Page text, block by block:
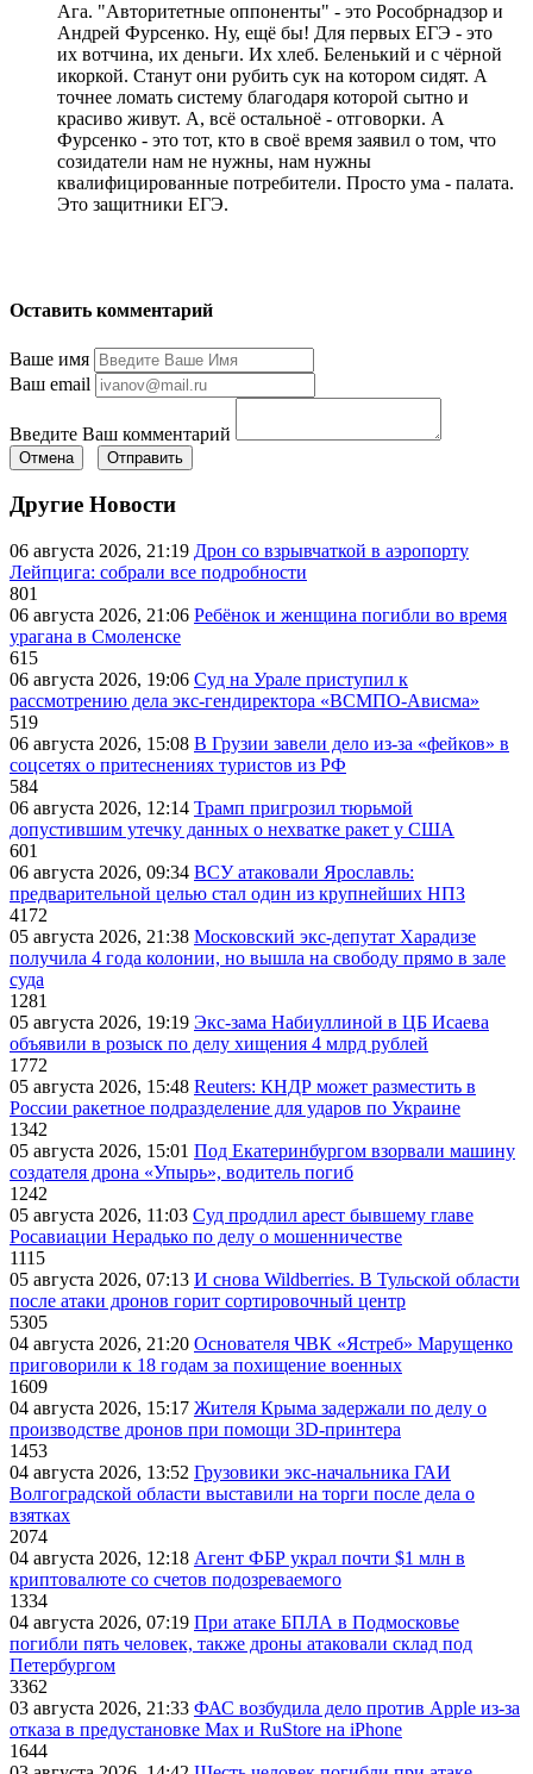
Ага. "Авторитетные оппоненты" - это Рособрнадзор и
Андрей Фурсенко. Ну, ещё бы! Для первых ЕГЭ - это
их вотчина, их деньги. Их хлеб. Беленький и с чёрной
икоркой. Станут они рубить сук на котором сидят. А
точнее ломать систему благодаря которой сытно и
красиво живут. А, всё остальноё - отговорки. А
Фурсенко - это тот, кто в своё время заявил о том, что
созидатели нам не нужны, нам нужны
квалифицированные потребители. Просто ума - палата.
Это защитники ЕГЭ.
Оставить комментарий
Ваше имя
Ваш email
Введите Ваш комментарий
Отмена Отправить
Другие Новости
06 августа 2026, 21:19 Дрон со взрывчаткой в аэропорту
Лейпцига: собрали все подробности
801
06 августа 2026, 21:06 Ребёнок и женщина погибли во время
урагана в Смоленске
615
06 августа 2026, 19:06 Суд на Урале приступил к
рассмотрению дела экс-гендиректора «ВСМПО-Ависма»
519
06 августа 2026, 15:08 В Грузии завели дело из-за «фейков» в
соцсетях о притеснениях туристов из РФ
584
06 августа 2026, 12:14 Трамп пригрозил тюрьмой
допустившим утечку данных о нехватке ракет у США
601
06 августа 2026, 09:34 ВСУ атаковали Ярославль:
предварительной целью стал один из крупнейших НПЗ
4172
05 августа 2026, 21:38 Московский экс-депутат Харадизе
получила 4 года колонии, но вышла на свободу прямо в зале
суда
1281
05 августа 2026, 19:19 Экс-зама Набиуллиной в ЦБ Исаева
объявили в розыск по делу хищения 4 млрд рублей
1772
05 августа 2026, 15:48 Reuters: КНДР может разместить в
России ракетное подразделение для ударов по Украине
1342
05 августа 2026, 15:01 Под Екатеринбургом взорвали машину
создателя дрона «Упырь», водитель погиб
1242
05 августа 2026, 11:03 Суд продлил арест бывшему главе
Росавиации Нерадько по делу о мошенничестве
1115
05 августа 2026, 07:13 И снова Wildberries. В Тульской области
после атаки дронов горит сортировочный центр
5305
04 августа 2026, 21:20 Основателя ЧВК «Ястреб» Марущенко
приговорили к 18 годам за похищение военных
1609
04 августа 2026, 15:17 Жителя Крыма задержали по делу о
производстве дронов при помощи 3D‑принтера
1453
04 августа 2026, 13:52 Грузовики экс-начальника ГАИ
Волгоградской области выставили на торги после дела о
взятках
2074
04 августа 2026, 12:18 Агент ФБР украл почти $1 млн в
криптовалюте со счетов подозреваемого
1334
04 августа 2026, 07:19 При атаке БПЛА в Подмосковье
погибли пять человек, также дроны атаковали склад под
Петербургом
3362
03 августа 2026, 21:33 ФАС возбудила дело против Apple из-за
отказа в предустановке Max и RuStore на iPhone
1644